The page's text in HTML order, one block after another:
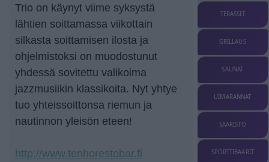
Trio on käynyt viime syksystä
lähtien soittamassa viikottain
silkasta soittamisen ilosta ja
ohjelmistoksi on muodostunut
yhdessä sovitettu valikoima
jazzmusiikin klassikoita. Nyt yhtye
tuo yhteissoittonsa riemun ja
nautinnon yleisön eteen!
http://www.tenhorestobar.fi
TERASSIT
GRILLAUS
SAUNAT
UIMARANNAT
SAARISTO
SPORTTIBAARIT